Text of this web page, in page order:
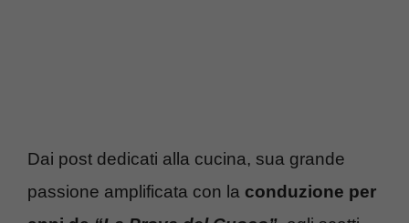
Dai post dedicati alla cucina, sua grande
passione amplificata con la conduzione per